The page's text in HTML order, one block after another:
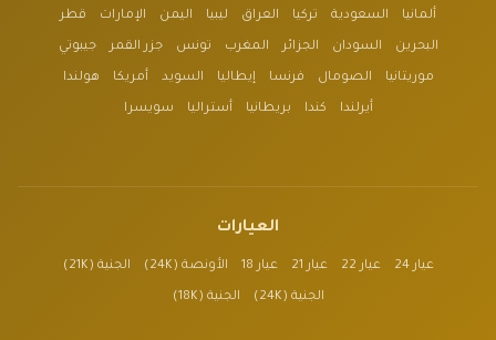
ألمانيا السعودية تركيا العراق ليبيا اليمن الإمارات قطر
البحرين السودان الجزائر المغرب تونس جزر القمر جيبوتي
موريتانيا الصومال فرنسا إيطاليا السويد أمريكا هولندا
أيرلندا كندا بريطانيا أستراليا سويسرا
العيارات
عيار 24 عيار 22 عيار 21 عيار 18 الأونصة (24K) الجنية (21K)
الجنية (24K) الجنية (18K)